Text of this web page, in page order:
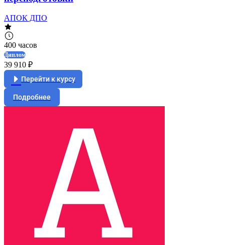
АПОК ДПО
400 часов
Диплом
39 910 ₽
Перейти к курсу
Подробнее